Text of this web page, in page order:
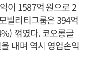
이 1587억 원으로 2
빌리티그룹은 394억
꺾였다. 코오롱글
내며 역시 영업손익